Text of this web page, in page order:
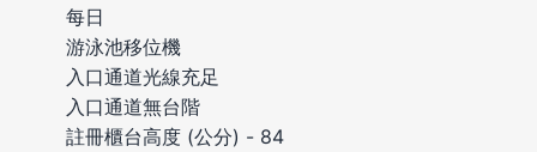
每日
游泳池移位機
入口通道光線充足
入口通道無台階
註冊櫃台高度 (公分) - 84